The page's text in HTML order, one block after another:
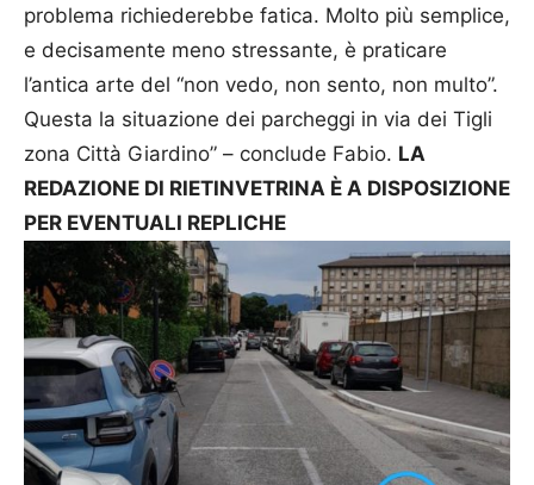
problema richiederebbe fatica. Molto più semplice,
e decisamente meno stressante, è praticare
l’antica arte del “non vedo, non sento, non multo”.
Questa la situazione dei parcheggi in via dei Tigli
zona Città Giardino” – conclude Fabio. LA
REDAZIONE DI RIETINVETRINA È A DISPOSIZIONE
PER EVENTUALI REPLICHE